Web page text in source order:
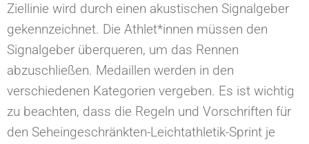
Ziellinie wird durch einen akustischen Signalgeber
gekennzeichnet. Die Athlet*innen müssen den
Signalgeber überqueren, um das Rennen
abzuschließen. Medaillen werden in den
verschiedenen Kategorien vergeben. Es ist wichtig
zu beachten, dass die Regeln und Vorschriften für
den Seheingeschränkten-Leichtathletik-Sprint je